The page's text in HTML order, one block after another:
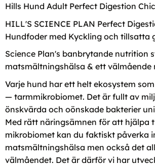
Hills Hund Adult Perfect Digestion
HILL'S SCIENCE PLAN Perfect
Hundfoder med Kyckling och tillsatta
Science Plan's banbrytande nutrition
matsmältningshälsa & ett välmående
Varje hund har ett helt ekosystem
— tarmmikrobiomet. Det är fullt av
önskvärda och oönskade bakterier
Med rätt näringsämnen för att hjälpa
mikrobiomet kan du faktiskt påverka
matsmältningshälsa men också det
välmåendet. Det är därför vi har